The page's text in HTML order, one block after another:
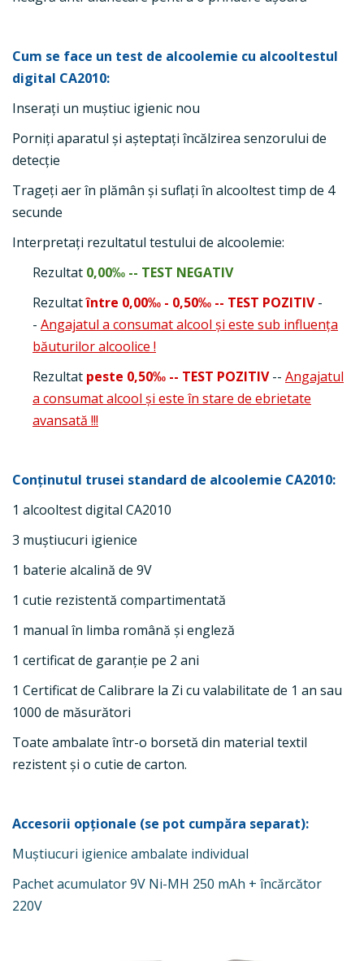
Cum se face un test de alcoolemie cu alcooltestul
digital CA2010:
Inseraţi un muştiuc igienic nou
Porniţi aparatul şi aşteptaţi încălzirea senzorului de
detecţie
Trageţi aer în plămân şi suflaţi în alcooltest timp de 4
secunde
Interpretaţi rezultatul testului de alcoolemie:
Rezultat 0,00‰ -- TEST NEGATIV
Rezultatîntre 0,00‰ - 0,50‰ -- TEST POZITIV -
- Angajatul a consumat alcool și este sub influența
băuturilor alcoolice !
Rezultat peste 0,50‰ -- TEST POZITIV -- Angajatul
a consumat alcool şi este în stare de ebrietate
avansată !!!
Conținutul trusei standard de alcoolemie CA2010:
1 alcooltest digital CA2010
3 muștiucuri igienice
1 baterie alcalină de 9V
1 cutie rezistentă compartimentată
1 manual în limba română și engleză
1 certificat de garanţie pe 2 ani
1 Certificat de Calibrare la Zi cu valabilitate de 1 an sau
1000 de măsurători
Toate ambalate într-o borsetă din material textil
rezistent și o cutie de carton.
Accesorii opționale (se pot cumpăra separat):
Muștiucuri igienice ambalate individual
Pachet acumulator 9V Ni-MH 250 mAh + încărcător
220V